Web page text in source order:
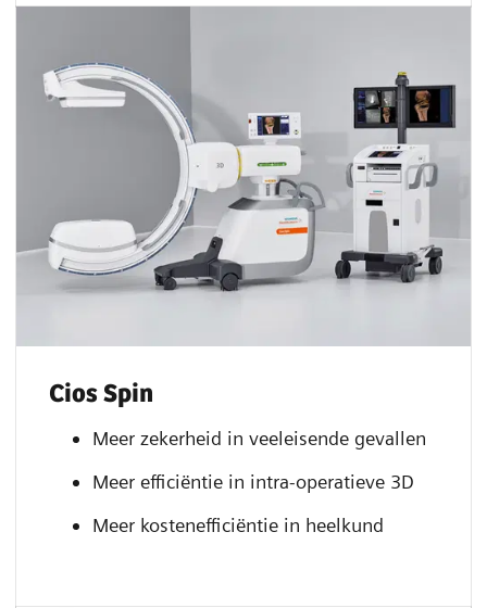
Cios Spin
Meer zekerheid in veeleisende gevallen
Meer efficiëntie in intra-operatieve 3D
Meer kostenefficiëntie in heelkund